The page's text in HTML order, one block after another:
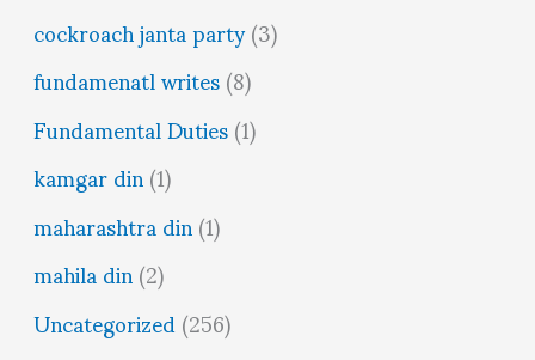
cockroach janta party(3)
fundamenatl writes(8)
Fundamental Duties(1)
kamgar din(1)
maharashtra din(1)
mahila din(2)
Uncategorized(256)